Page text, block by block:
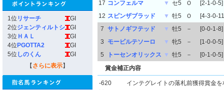
1位 リサーチ
GI
2位ジェンティルトシ
GI
3位 ＨＡＬ
GI
4位 PGOTTA2
GI
5位 しのくん
GI
【 さらに表示】
17 コンフェルマ ▼ セ5 Ｏ
[2-1-0-5]
12 スピンザブラッド ▼ 牡5 Ｏ
[4-3-0-
7 サトノギフテッド ▼ 牡5 －
[0-0-1-8]
3
モービルテソーロ ▼ 牝5 －
[1-0-0-5]
5
トーセンオリックス ▼ 牡5 －
[0-1-0-5]
賞金補正内容
-620
インテグレイトの落札前獲得賞金を